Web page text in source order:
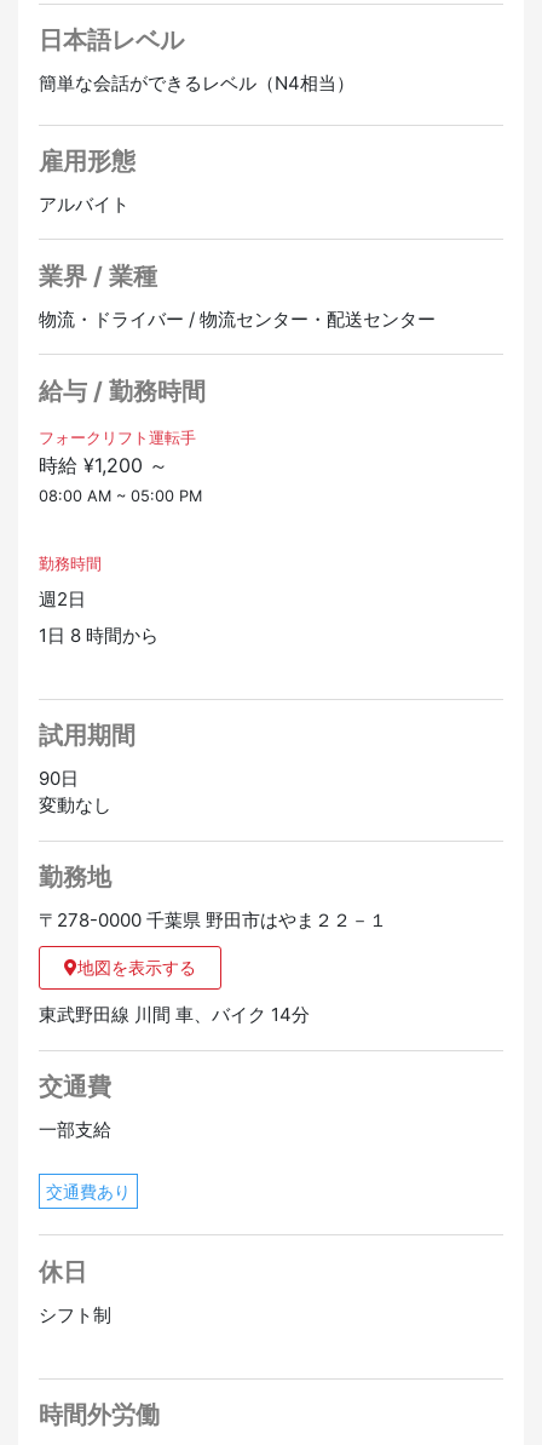
しながら慣れていける環境です。
▼この求人はこんな方にぴったりです
時間を大切にしたい方
・スキルアップ：フォークリフトの資格・スキルを活か
〈1日の流れ〉
・午前中 出荷品のピッキング
・12:00〜13:00 昼休み
・13:00〜 出荷品ピッキング・トラック積み込み
・庫内整理・翌日分出荷準備
・17:00 終業（18:00までに退社）
免許取得支援制度あり。リーチフォーク経験者は歓迎。
無事故表彰制度（年1回）もあり、実績が正当に評価され
る環境です。
日本語レベル
簡単な会話ができるレベル（N4相当）
雇用形態
アルバイト
業界 / 業種
物流・ドライバー / 物流センター・配送センター
給与 / 勤務時間
フォークリフト運転手
時給 ¥1,200 ～
08:00 AM ~ 05:00 PM
勤務時間
週2日
1日 8 時間から
試用期間
90日
変動なし
勤務地
〒278-0000 千葉県 野田市はやま２２－１
地図を表示する
東武野田線 川間 車、バイク 14分
交通費
一部支給
交通費あり
休日
シフト制
時間外労働